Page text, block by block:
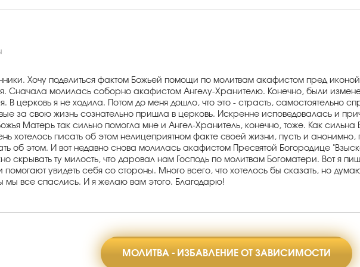
Хочу поделиться фактом Божьей помощи по молитвам акафистом пред
Сначала молилась соборно акафистом Ангелу-Хранителю. Конечно, были
В церковь я не ходила. Потом до меня дошло, что это - страсть, самостоятельно
за свою жизнь сознательно пришла в церковь. Искренне исповедовалась и
Матерь так сильно помогла мне и Ангел-Хранитель, конечно, тоже. Как сильна
хотелось писать об этом нелицеприятном факте своей жизни, пусть и анонимно,
об этом. И вот недавно снова молилась акафистом Пресвятой Богородице
скрывать ту милость, что даровал нам Господь по молитвам Богоматери. Вот я
помогают увидеть себя со стороны. Много всего, что хотелось бы сказать, но
мы все спаслись. И я желаю вам этого. Благодарю!
МОЛИТВА - ИЗБАВЛЕНИЕ ОТ ЗАВИСИМОСТИ